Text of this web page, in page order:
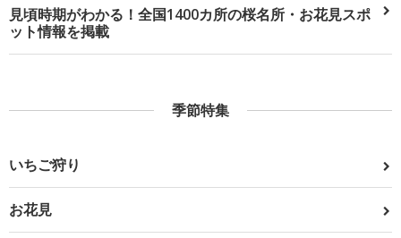
見頃時期がわかる！全国1400カ所の桜名所・お花見スポ
ット情報を掲載
季節特集
いちご狩り
お花見